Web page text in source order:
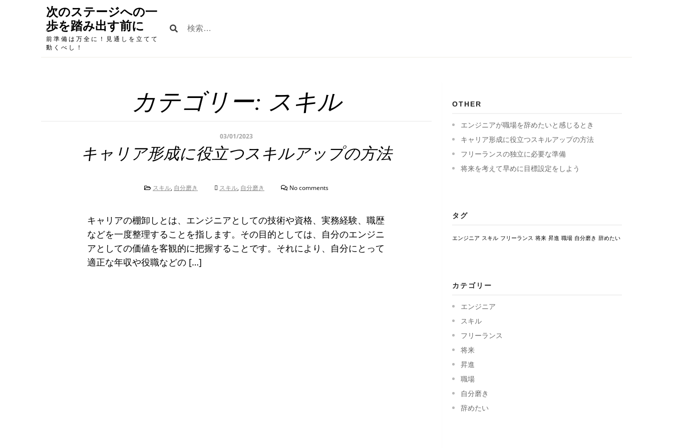
次のステージへの一
歩を踏み出す前に
前準備は万全に！見通しを立てて
動くべし！
検
カテゴリー: スキル
03/01/2023
キャリア形成に役立つスキルアップの方法
スキル, 自分磨き スキル, 自分磨き No comments
キャリアの棚卸しとは、エンジニアとしての技術や資格、実務経験、職歴
などを一度整理することを指します。その目的としては、自分のエンジニ
アとしての価値を客観的に把握することです。それにより、自分にとって
適正な年収や役職などの […]
OTHER
エンジニアが職場を辞めたいと感じるとき
キャリア形成に役立つスキルアップの方法
フリーランスの独立に必要な準備
将来を考えて早めに目標設定をしよう
タグ
エンジニア スキル フリーランス 将来 昇進 職場 自分磨き 辞めたい
カテゴリー
エンジニア
スキル
フリーランス
将来
昇進
職場
自分磨き
辞めたい